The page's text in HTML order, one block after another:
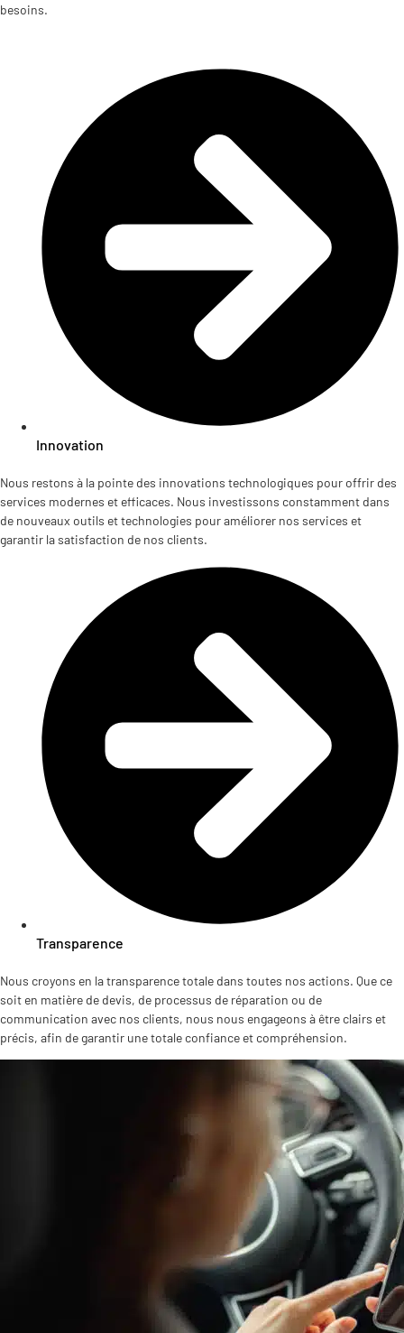
besoins.
Innovation
Nous restons à la pointe des innovations technologiques pour offrir des
services modernes et efficaces. Nous investissons constamment dans
de nouveaux outils et technologies pour améliorer nos services et
garantir la satisfaction de nos clients.
Transparence
Nous croyons en la transparence totale dans toutes nos actions. Que ce
soit en matière de devis, de processus de réparation ou de
communication avec nos clients, nous nous engageons à être clairs et
précis, afin de garantir une totale confiance et compréhension.